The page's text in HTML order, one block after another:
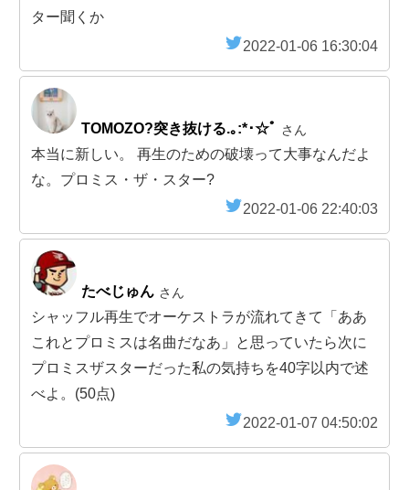
ター聞くか
2022-01-06 16:30:04
TOMOZO?突き抜ける.｡:*･☆ﾟ さん
本当に新しい。 再生のための破壊って大事なんだよ
な。プロミス・ザ・スター?
2022-01-06 22:40:03
たべじゅん さん
シャッフル再生でオーケストラが流れてきて「ああ
これとプロミスは名曲だなあ」と思っていたら次に
プロミスザスターだった私の気持ちを40字以内で述
べよ。(50点)
2022-01-07 04:50:02